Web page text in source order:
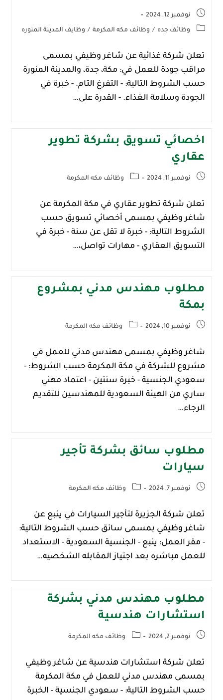
نوفمبر 12, 2024
وظائف جده / وظائف مكه المكرمة / وظايف المدينة المنوره
تعلن شركة غذائية عن شاغر وظيفي بمسمى
مراقب جودة للعمل في: مكة، ‎جدة، والمدينة المنورة
حسب الشروط التالية: - التفرغ التام. - خبرة في
الجودة وسلامة الغذاء. - القدرة على…
اخصائي تسويق بشركة تطوير
عقاري
نوفمبر 11, 2024 وظائف مكه المكرمة
تعلن شركة تطوير عقاري في مكة المكرمة عن
شاغر وظيفي بمسمى أخصائي تسويق حسب
الشروط التالية: - خبرة لا تقل عن سنة - خبرة في
التسويق العقاري - مهارات تواصل،…
مطلوب مهندس مدني بمشروع
بمكة
نوفمبر 10, 2024 وظائف مكه المكرمة
شاغر وظيفي بمسمى مهندس مدني للعمل في
مشروع للشركة في مكة المكرمة حسب الشروط: -
سعودي الجنسية - خبرة سنتين - اعتماد مهني
ساري من الهيئة السعودية للمهندسين للتقديم
الرجاء…
مطلوب سائق بشركة تأجير
سيارات
نوفمبر 7, 2024 وظائف مكه المكرمة
تعلن شركة الجزيرة لتأجير السيارات في ينبع عن
شاغر وظيفي بمسمى سائق حسب الشروط التالية:
- مقر العمل: ينبع - الجنسية السعودية - الاستعداد
للعمل مباشره بعد اجتياز المقابله الشخصيه…
مطلوب مهندس مدني بشركة
استشارات هندسية
نوفمبر 2, 2024 وظائف مكه المكرمة
تعلن شركة استشارات هندسية عن شاغر وظيفي
بمسمى مهندس مدني للعمل في مكة المكرمة
حسب الشروط التالية: - سعودي الجنسية - الخبرة